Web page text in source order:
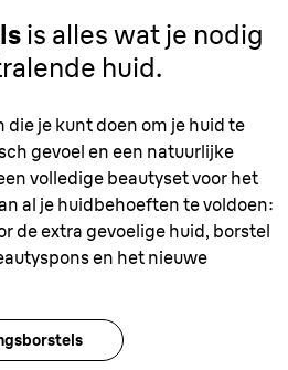
is alles wat je nodig
huid.
je kunt doen om je huid te
gevoel en een natuurlijke
volledige beautyset voor het
al je huidbehoeften te voldoen:
de extra gevoelige huid, borstel
en het nieuwe